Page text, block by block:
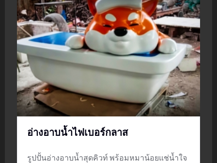
อ่างอาบน้ำไฟเบอร์กลาส
รูปปั้นอ่างอาบน้ำสุดคิวท์ พร้อมหมาน้อยแช่น้ำใจ